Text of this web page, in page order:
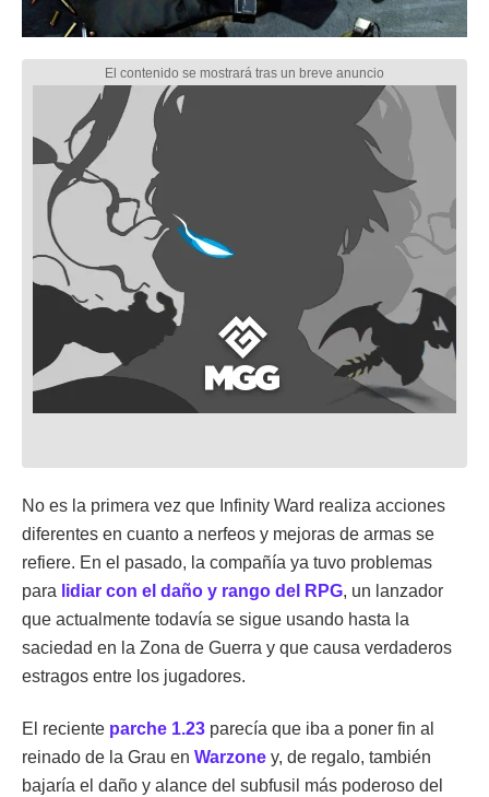
No es la primera vez que Infinity Ward realiza acciones
diferentes en cuanto a nerfeos y mejoras de armas se
refiere. En el pasado, la compañía ya tuvo problemas
para lidiar con el daño y rango del RPG, un lanzador
que actualmente todavía se sigue usando hasta la
saciedad en la Zona de Guerra y que causa verdaderos
estragos entre los jugadores.
El reciente parche 1.23 parecía que iba a poner fin al
reinado de la Grau en Warzone y, de regalo, también
bajaría el daño y alance del subfusil más poderoso del